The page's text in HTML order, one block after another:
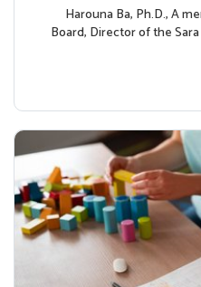
Harouna Ba, Ph.D., A
Board, Director of the